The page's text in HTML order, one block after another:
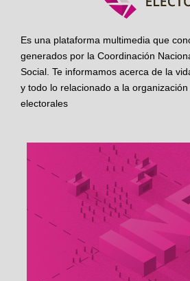
Es una plataforma multimedia que
generados por la Coordinación
Social. Te informamos acerca de la
y todo lo relacionado a la
electorales